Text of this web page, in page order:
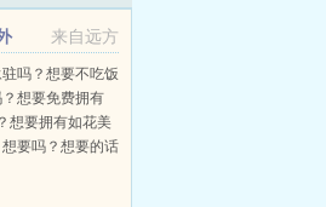
来自远方
吗？想要不吃饭
想要免费拥有
想要拥有如花美
要吗？想要的话